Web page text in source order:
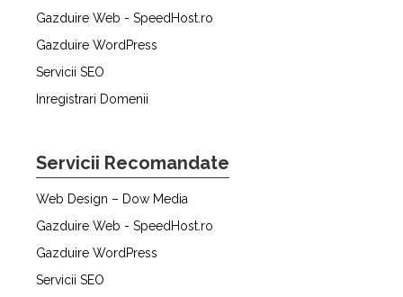
Gazduire Web - SpeedHost.ro
Gazduire WordPress
Servicii SEO
Inregistrari Domenii
Servicii Recomandate
Web Design – Dow Media
Gazduire Web - SpeedHost.ro
Gazduire WordPress
Servicii SEO